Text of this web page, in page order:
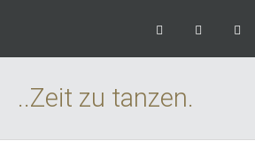
..Zeit zu tanzen.